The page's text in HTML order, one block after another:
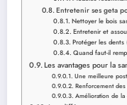
Entretenir ses geta
Nettoyer le bois
Entretenir et
Protéger les dents
Quand faut-il
Les avantages pour la
Une meilleure
Renforcement
Amélioration de la